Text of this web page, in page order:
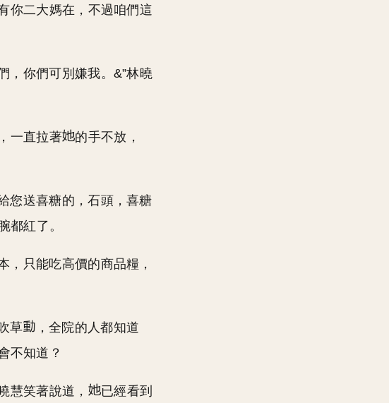
你二大媽在，不過咱們這
，你們可別嫌我。&”林曉
一直拉著
的手不放，
您送喜糖的，石頭，喜糖
都紅了。
，只能吃高價的商品糧，
草
，全院的人都知道
不知道？
慧笑著說道，
已經看到